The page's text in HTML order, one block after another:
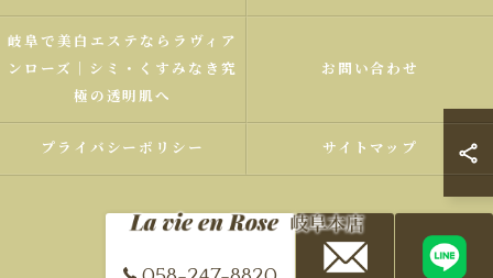
岐阜で美白エステならラヴィア
ンローズ｜シミ・くすみなき究
極の透明肌へ
お問い合わせ
プライバシーポリシー サイトマップ